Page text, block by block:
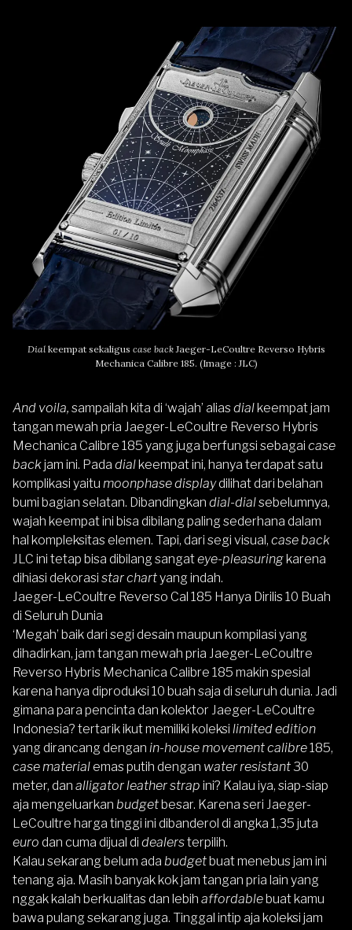
Dial keempat sekaligus case backJaeger-LeCoultre Reverso Hybris
Mechanica Calibre 185. (Image : JLC)
And voila, sampailah kita di ‘wajah’ aliasdial keempat jam
tangan mewah pria Jaeger-LeCoultre Reverso Hybris
Mechanica Calibre 185 yang juga berfungsi sebagai case
backjam ini. Pada dial keempat ini, hanya terdapat satu
komplikasi yaitu moonphase displaydilihat dari belahan
bumi bagian selatan. Dibandingkan dial-dialsebelumnya,
wajah keempat ini bisa dibilang paling sederhana dalam
hal kompleksitas elemen. Tapi, dari segi visual, case back
JLC ini tetap bisa dibilang sangateye-pleasuring karena
dihiasi dekorasi star chartyang indah.
Jaeger-LeCoultre Reverso Cal 185 Hanya Dirilis 10 Buah
di Seluruh Dunia
‘Megah’ baik dari segi desain maupun kompilasi yang
dihadirkan, jam tangan mewah pria Jaeger-LeCoultre
Reverso Hybris Mechanica Calibre 185 makin spesial
karena hanya diproduksi 10 buah saja di seluruh dunia. Jadi
gimana para pencinta dan kolektor Jaeger-LeCoultre
Indonesia? tertarik ikut memiliki koleksi limited edition
yang dirancang dengan in-house movement calibre185,
case materialemas putih dengan water resistant30
meter, dan alligator leather strap ini? Kalau iya, siap-siap
aja mengeluarkan budget besar. Karena seri Jaeger-
LeCoultre harga tinggi ini dibanderol di angka 1,35 juta
euro dan cuma dijual di dealersterpilih.
Kalau sekarang belum ada budget buat menebus jam ini
tenang aja. Masih banyak kokjam tangan pria lain yang
nggak kalah berkualitas dan lebih affordable buat kamu
bawa pulang sekarang juga. Tinggal intip aja koleksi jam